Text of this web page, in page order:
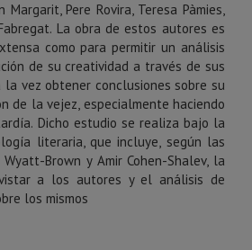
Pere Rovira, Teresa Pàmies,
La obra de estos autores es
como para permitir un análisis
de su creatividad a través de sus
la vez obtener conclusiones sobre su
de la vejez, especialmente haciendo
Dicho estudio se realiza bajo la
literaria, que incluye, según las
Brown y Amir Cohen-Shalev, la
a los autores y el análisis de
los mismos